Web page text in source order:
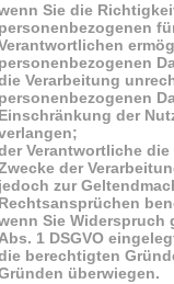
Sie die
Verarbeitung
der
Verantwortliche
der
zur
Sie Widerspruch
1 DSGVO
berechtigten
überwiegen.